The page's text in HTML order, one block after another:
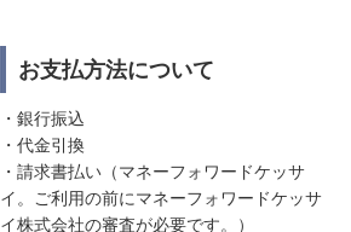
お支払方法について
・銀行振込
・代金引換
・請求書払い（マネーフォワードケッサ
イ。ご利用の前にマネーフォワードケッサ
イ株式会社の審査が必要です。）